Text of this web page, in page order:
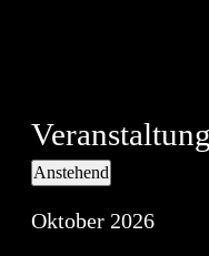
Anstehend
wählen.
Oktober 2026